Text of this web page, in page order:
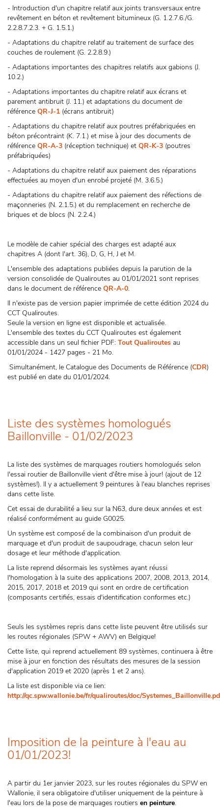
- Introduction d'un chapitre relatif aux joints transversaux entre
revêtement en béton et revêtement bitumineux (G. 1.2.7.6./G.
2.2.8.7.2.3. + G. 1.5.1.)
- Adaptations du chapitre relatif au traitement de surface des
couches de roulement (G. 2.2.8.9.)
- Adaptations importantes des chapitres relatifs aux gabions (J.
10.2.)
- Adaptations importantes du chapitre relatif aux écrans et
parement antibruit (J. 11.) et adaptations du document de
référence QR-J-1 (écrans antibruit)
- Adaptations du chapitre relatif aux poutres préfabriquées en
béton précontraint (K. 7.1.) et mise à jour des documents de
référence QR-A-3 (réception technique) et QR-K-3 (poutres
préfabriquées)
- Adaptations du chapitre relatif aux paiement des réparations
effectuées au moyen d'un enrobé projeté (M. 3.6.5.)
- Adaptations du chapitre relatif aux paiement des réfections de
maçonneries (N. 2.1.5.) et du remplacement en recherche de
briques et de blocs (N. 2.2.4.)
Le modèle de cahier spécial des charges est adapté aux
chapitres A (dont l'art. 36), D, G, H, J et M.
L'ensemble des adaptations publiées depuis la parution de la
version consolidée de Qualiroutes au 01/01/2021 sont reprises
dans le document de référence QR-A-0.
Il n'existe pas de version papier imprimée de cette édition 2024 du
CCT Qualiroutes.
Seule la version en ligne est disponible et actualisée.
L'ensemble des textes du CCT Qualiroutes est également
accessible dans un seul fichier PDF: Tout Qualiroutes au
01/01/2024 - 1427 pages - 21 Mo.
Simultanément, le Catalogue des Documents de Référence (CDR)
est publié en date du 01/01/2024.
Liste des systèmes homologués
Baillonville - 01/02/2023
La liste des systèmes de marquages routiers homologués selon
l'essai routier de Baillonville vient d'être mise à jour! (ajout de 12
systèmes!). Il y a actuellement 9 peintures à l'eau blanches reprises
dans cette liste.
Cet essai de durabilité a lieu sur la N63, dure deux années et est
réalisé conformément au guide G0025.
Un système est composé de la combinaison d'un produit de
marquage et d'un produit de saupoudrage, chacun selon leur
dosage et leur méthode d'application.
La liste reprend désormais les systèmes ayant réussi
l'homologation à la suite des applications 2007, 2008, 2013, 2014,
2015, 2017, 2018 et 2019 qui sont en ordre de certification
(composants certifiés, essais d'identification conformes etc.)
Seuls les systèmes repris dans cette liste peuvent être utilisés sur
les routes régionales (SPW + AWV) en Belgique!
Cette liste, qui reprend actuellement 89 systèmes, continuera à être
mise à jour en fonction des résultats des mesures de la session
d'application 2019 et 2020 (après 1 et 2 ans).
La liste est disponible via ce lien:
http://qc.spw.wallonie.be/fr/qualiroutes/doc/
Imposition de la peinture à l'eau au
01/01/2023!
A partir du 1er janvier 2023, sur les routes régionales du SPW en
Wallonie, il sera obligatoire d'utiliser uniquement de la peinture à
l'eau lors de la pose de marquages routiers en peinture.